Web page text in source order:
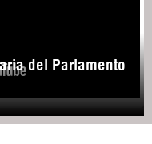
del Parlamento